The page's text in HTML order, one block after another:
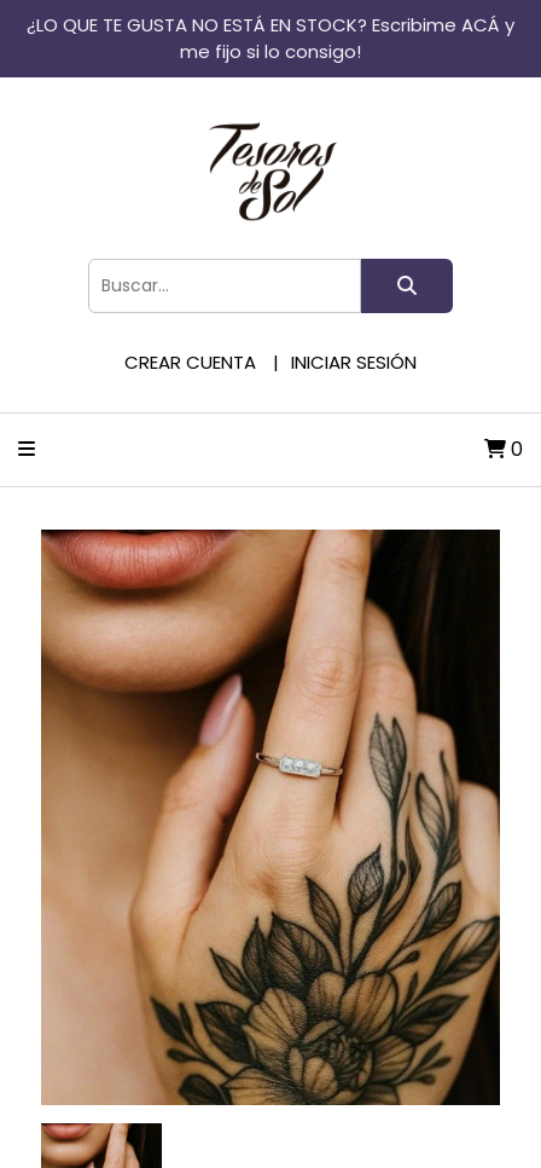
¿LO QUE TE GUSTA NO ESTÁ EN STOCK? Escribime ACÁ y
me fijo si lo consigo!
CREAR CUENTA INICIAR SESIÓN
0